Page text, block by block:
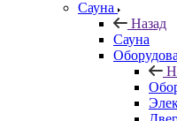
Сауна
Назад
Сауна